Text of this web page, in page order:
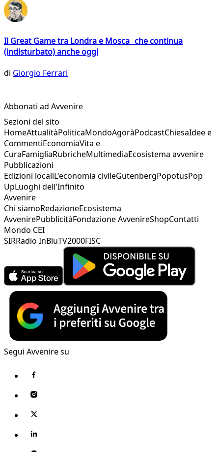
Il Great Game tra Londra e Mosca che continua
(indisturbato) anche oggi
di Giorgio Ferrari
Abbonati ad Avvenire
Sezioni del sito
HomeAttualitàPoliticaMondoAgoràPodcastChiesaIdee e
CommentiEconomiaVita e
CuraFamigliaRubricheMultimediaEcosistema avvenire
Pubblicazioni
Edizioni localiL'economia civileGutenbergPopotusPop
UpLuoghi dell'Infinito
Avvenire
Chi siamoRedazioneEcosistema
AvvenirePubblicitàFondazione AvvenireShopContatti
Mondo CEI
SIRRadio InBluTV2000FISC
Segui Avvenire su